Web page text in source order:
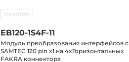
Innodisk
EB120-1S4F-11
Модуль преобразования интерфейсов с
SAMTEC 120 pin x1 на 4xГоризонтальных
FAKRA коннектора